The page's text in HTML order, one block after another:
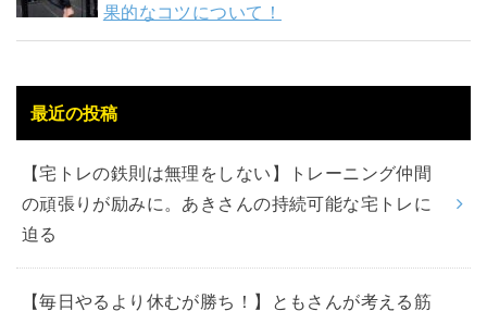
果的なコツについて！
最近の投稿
【宅トレの鉄則は無理をしない】トレーニング仲間
の頑張りが励みに。あきさんの持続可能な宅トレに
迫る
【毎日やるより休むが勝ち！】ともさんが考える筋